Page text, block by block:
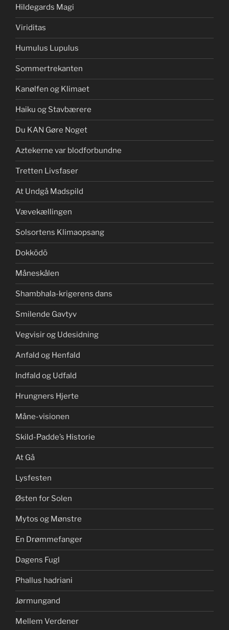
Hildegards Magi
Viriditas
Humulus Lupulus
Sommertrekanten
Kanølfen og Klimaet
Haiku og Stavbærere
Du KAN Gøre Noget
Aztekerne var blodforbundne
Tretten Livsfaser
At Undgå Madspild
Vævekællingen
Solsortens Klimaopsang
Dokkōdō
Måneskålen
Shambhala-krigerens dans
Smilende Gavtyv
Vegvisir og Udesidning
Anfald og Henfald
Indfald og Udfald
Hrungners Hjerte
Måne-visionen
Skild-Padde’s Historie
At Gå
Lysfesten
Østen for Solen
Mytos og Mønstre
En Drømmefanger
Dagens Fugl
Phallus hadriani
Jørmungand
Mellem Verdener